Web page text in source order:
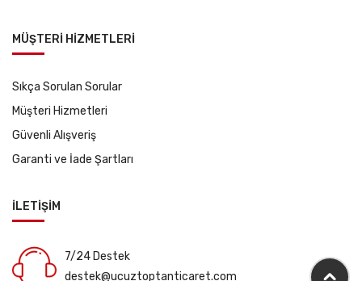
MÜŞTERİ HİZMETLERİ
Sıkça Sorulan Sorular
Müşteri Hizmetleri
Güvenli Alışveriş
Garanti ve İade Şartları
İLETİŞİM
7/24 Destek
destek@ucuztoptanticaret.com